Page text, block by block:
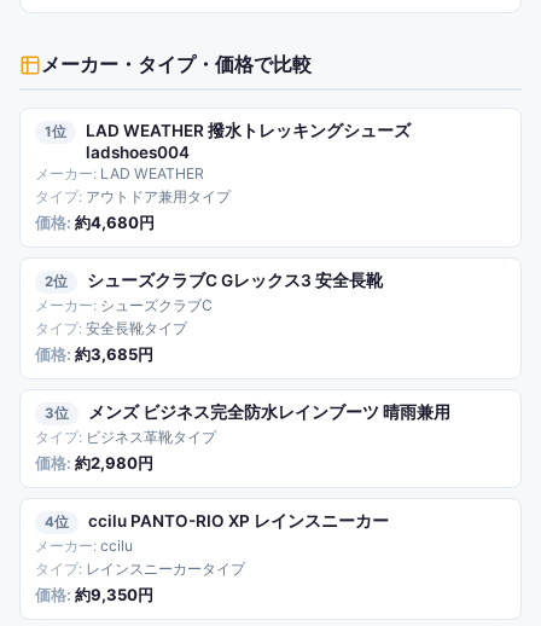
メーカー・タイプ・価格で比較
1
LAD WEATHER 撥水トレッキングシューズ
ladshoes004
LAD WEATHER
アウトドア兼用タイプ
約4,680円
2 シューズクラブC Gレックス3 安全長靴
シューズクラブC
安全長靴タイプ
約3,685円
3 メンズ ビジネス完全防水レインブーツ 晴雨兼用
ビジネス革靴タイプ
約2,980円
4 ccilu PANTO-RIO XP レインスニーカー
ccilu
レインスニーカータイプ
約9,350円